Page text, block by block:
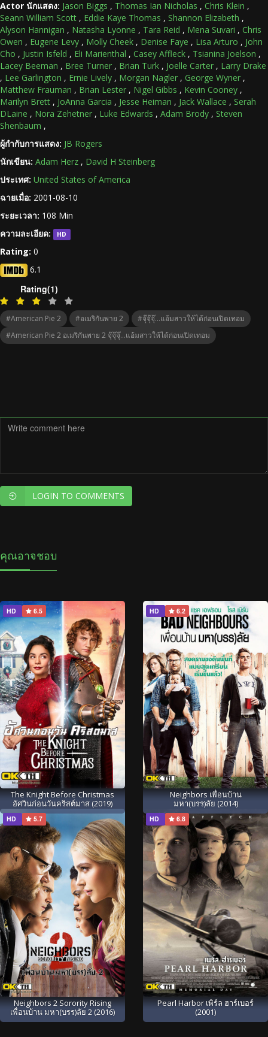
Actor นักแสดง: Jason Biggs , Thomas Ian Nicholas , Chris Klein ,
Seann William Scott , Eddie Kaye Thomas , Shannon Elizabeth ,
Alyson Hannigan , Natasha Lyonne , Tara Reid , Mena Suvari , Chris
Owen , Eugene Levy , Molly Cheek , Denise Faye , Lisa Arturo , John
Cho , Justin Isfeld , Eli Marienthal , Casey Affleck , Tsianina Joelson ,
Lacey Beeman , Bree Turner , Brian Turk , Joelle Carter , Larry Drake
, Lee Garlington , Ernie Lively , Morgan Nagler , George Wyner ,
Matthew Frauman , Brian Lester , Nigel Gibbs , Kevin Cooney ,
Marilyn Brett , JoAnna Garcia , Jesse Heiman , Jack Wallace , Serah
DLaine , Nora Zehetner , Luke Edwards , Adam Brody , Steven
Shenbaum ,
ผู้กำกับการแสดง: JB Rogers
นักเขียน: Adam Herz , David H Steinberg
ประเทศ: United States of America
ฉายเมื่อ: 2001-08-10
ระยะเวลา: 108 Min
ความละเอียด:
HD
Rating: 0
6.1
Rating(1)
#American Pie 2 #อเมริกันพาย 2
#จุ๊จุ๊จุ๊…แอ้มสาวให้ได้ก่อนเปิดเทอม
#American Pie 2 อเมริกันพาย 2 จุ๊จุ๊จุ๊…แอ้มสาวให้ได้ก่อนเปิดเทอม
LOGIN TO COMMENTS
คุณอาจชอบ
HD 6.5
The Knight Before Christmas
อัศวินก่อนวันคริสต์มาส (2019)
HD 6.2
Neighbors เพื่อนบ้าน
มหา(บรร)ลัย (2014)
HD 5.7
Neighbors 2 Sorority Rising
เพื่อนบ้าน มหา(บรร)ลัย 2 (2016)
HD 6.8
Pearl Harbor เพิร์ล ฮาร์เบอร์
(2001)